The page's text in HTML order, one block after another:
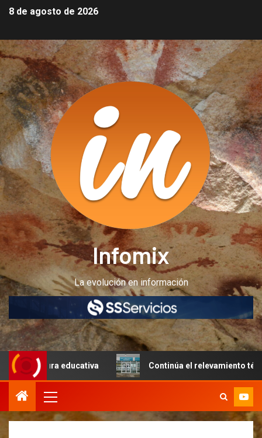
8 de agosto de 2026
Infomix
La evolución en información
educativa Continúa el relevamiento técnico en